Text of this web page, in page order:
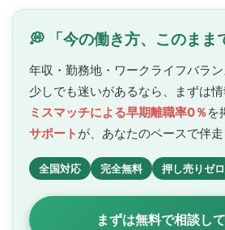
💭 「今の働き方、このまま
年収・勤務地・ワークライフバラ
少しでも迷いがあるなら、まずは情
ミスマッチによる早期離職率0％を
サポート が、あなたのペースで伴走
全国対応 完全無料 押し売りゼロ
まずは無料で相談し